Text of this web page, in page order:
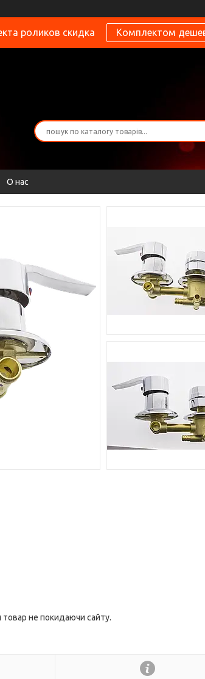
роликов скидка Комплектом
О нас
товар не покидаючи сайту.